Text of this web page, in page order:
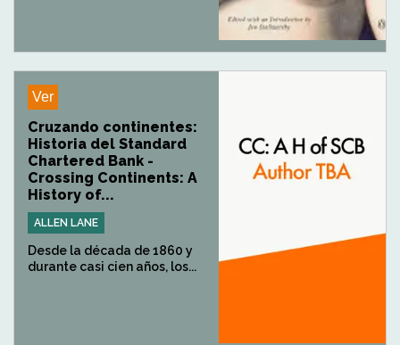
Ver
Cruzando continentes:
Historia del Standard
Chartered Bank -
Crossing Continents: A
History of...
ALLEN LANE
Desde la década de 1860 y
durante casi cien años, los...